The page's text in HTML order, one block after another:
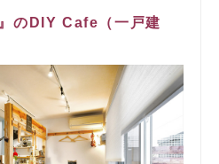
のDIY Cafe（一戸建